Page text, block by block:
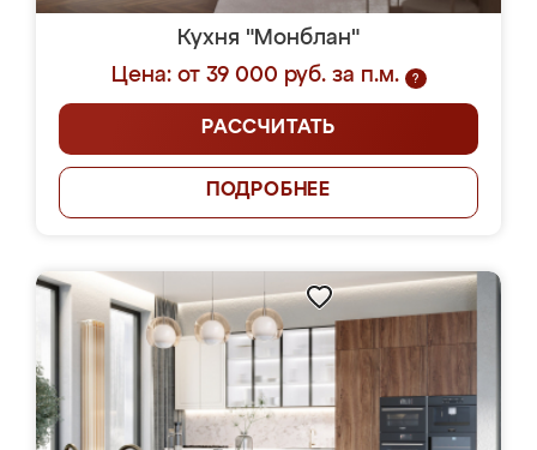
Кухня "Монблан"
Цена: от 39 000 руб. за п.м.
?
РАССЧИТАТЬ
ПОДРОБНЕЕ